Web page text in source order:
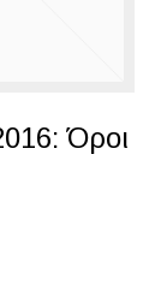
Όροι